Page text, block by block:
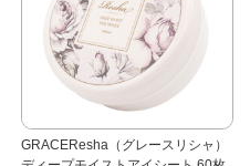
GRACEResha（グレースリシャ）